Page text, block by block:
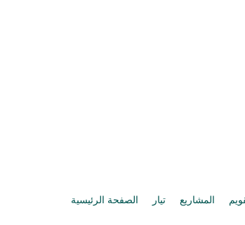
الصفحة الرئيسية تيار المشاريع